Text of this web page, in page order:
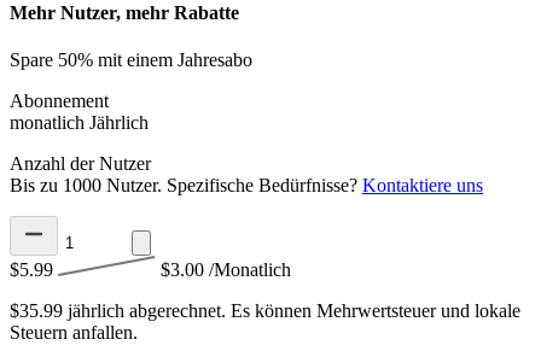
Mehr Nutzer, mehr Rabatte
Spare 50% mit einem Jahresabo
Abonnement
monatlich Jährlich
Anzahl der Nutzer
Bis zu 1000 Nutzer. Spezifische Bedürfnisse? Kontaktiere uns
$5.99 $3.00 /Monatlich
$35.99 jährlich abgerechnet. Es können Mehrwertsteuer und lokale
Steuern anfallen.